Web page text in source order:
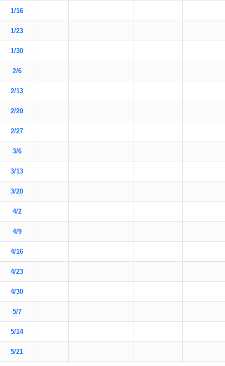
1/16
1/23
1/30
2/6
2/13
2/20
2/27
3/6
3/13
3/20
4/2
4/9
4/16
4/23
4/30
5/7
5/14
5/21